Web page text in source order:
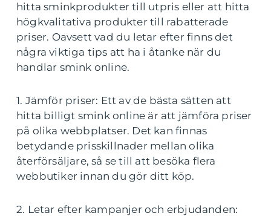
hitta sminkprodukter till utpris eller att hitta
högkvalitativa produkter till rabatterade
priser. Oavsett vad du letar efter finns det
några viktiga tips att ha i åtanke när du
handlar smink online.
1. Jämför priser: Ett av de bästa sätten att
hitta billigt smink online är att jämföra priser
på olika webbplatser. Det kan finnas
betydande prisskillnader mellan olika
återförsäljare, så se till att besöka flera
webbutiker innan du gör ditt köp.
2. Letar efter kampanjer och erbjudanden: